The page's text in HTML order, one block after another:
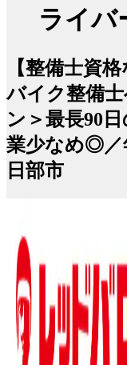
ライバ
【整備士資
バイク整備
ン＞最長90
業少なめ◎／
日部市